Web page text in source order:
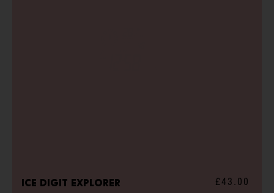
ICE digit explorer £43.00